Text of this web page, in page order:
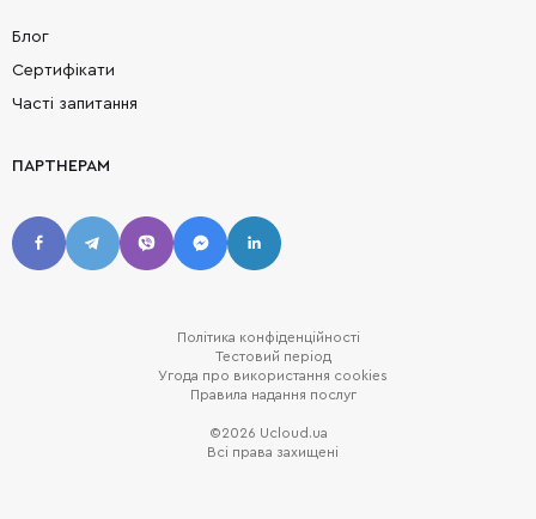
Блог
Сертифікати
Часті запитання
ПАРТНЕРАМ
Політика конфіденційності
Тестовий період
Угода про використання cookies
Правила надання послуг
©2026 Ucloud.ua
Всі права захищені